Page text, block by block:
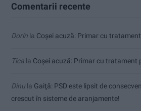
Comentarii recente
Dorin la Coșei acuză: Primar cu
Tica la Coșei acuză: Primar cu tratament
Dinu la Gaiţă: PSD este lipsit de
crescut în sisteme de aranjamente!